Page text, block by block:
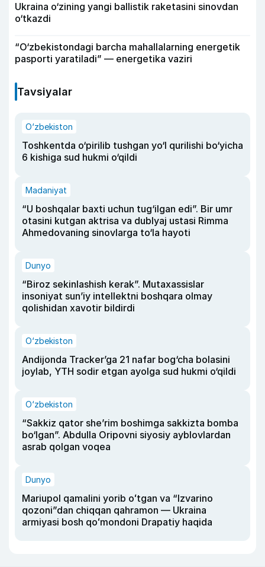
Ukraina o‘zining yangi ballistik raketasini sinovdan
o‘tkazdi
“O‘zbekistondagi barcha mahallalarning energetik
pasporti yaratiladi” — energetika vaziri
Tavsiyalar
O‘zbekiston
Toshkentda o‘pirilib tushgan yo‘l qurilishi bo‘yicha
6 kishiga sud hukmi o‘qildi
Madaniyat
“U boshqalar baxti uchun tug‘ilgan edi”. Bir umr
otasini kutgan aktrisa va dublyaj ustasi Rimma
Ahmedovaning sinovlarga to‘la hayoti
Dunyo
“Biroz sekinlashish kerak”. Mutaxassislar
insoniyat sun’iy intellektni boshqara olmay
qolishidan xavotir bildirdi
O‘zbekiston
Andijonda Tracker’ga 21 nafar bog‘cha bolasini
joylab, YTH sodir etgan ayolga sud hukmi o‘qildi
O‘zbekiston
“Sakkiz qator she’rim boshimga sakkizta bomba
bo‘lgan”. Abdulla Oripovni siyosiy ayblovlardan
asrab qolgan voqea
Dunyo
Mariupol qamalini yorib oʻtgan va “Izvarino
qozoni”dan chiqqan qahramon — Ukraina
armiyasi bosh qoʻmondoni Drapatiy haqida